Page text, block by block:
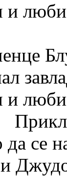
и
и
да се